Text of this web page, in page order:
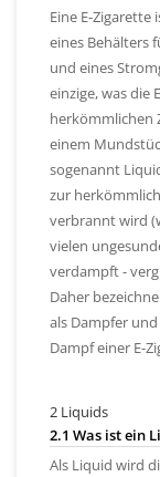
Eine E-
eines Behälters
und eines
einzige, was die
herkömmlichen
einem
sogenannt
zur
verbrannt wird
vielen
verdampft -
Daher
als Dampfer
Dampf einer E-
2 Liquids
2.1 Was ist ein
Als Liquid wird